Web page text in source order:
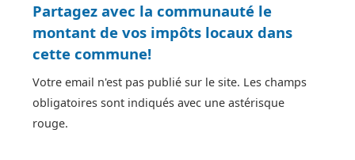
Partagez avec la communauté le
montant de vos impôts locaux dans
cette commune!
Votre email n'est pas publié sur le site. Les champs
obligatoires sont indiqués avec une astérisque
rouge.